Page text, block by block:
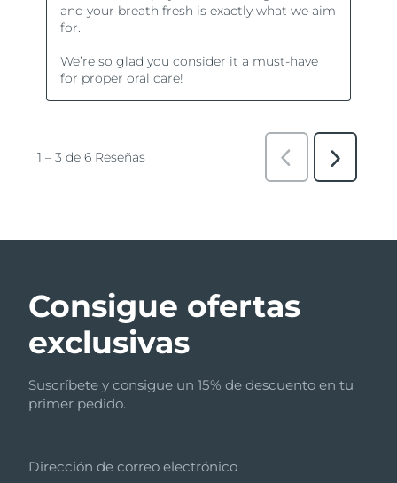
Consigue ofertas
exclusivas
Suscríbete y consigue un 15% de descuento en tu
primer pedido.
Dirección de correo electrónico